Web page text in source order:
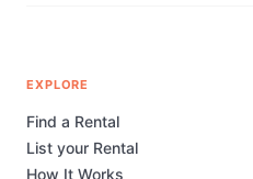
EXPLORE
Find a Rental
List your Rental
How It Works